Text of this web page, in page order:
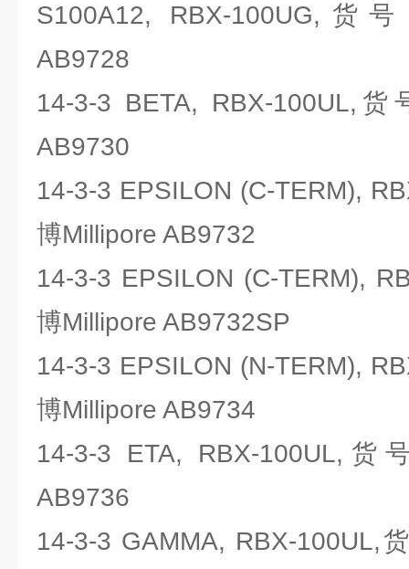
S100A12, RBX-100UG,货
AB9728
14-3-3 BETA, RBX-100UL,
AB9730
14-3-3 EPSILON (C-TERM),
博Millipore AB9732
14-3-3 EPSILON (C-TERM),
博Millipore AB9732SP
14-3-3 EPSILON (N-TERM),
博Millipore AB9734
14-3-3 ETA, RBX-100UL,货
AB9736
14-3-3 GAMMA, RBX-100UL,